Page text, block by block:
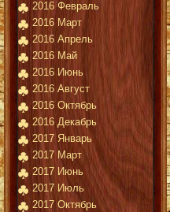
2016 Февраль
2016 Март
2016 Апрель
2016 Май
2016 Июнь
2016 Август
2016 Октябрь
2016 Декабрь
2017 Январь
2017 Март
2017 Июнь
2017 Июль
2017 Октябрь